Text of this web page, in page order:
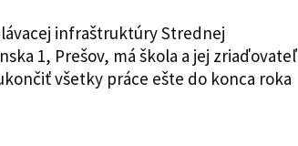
infraštruktúry Strednej
1, Prešov, má škola a jej zriaďovateľ
všetky práce ešte do konca roka